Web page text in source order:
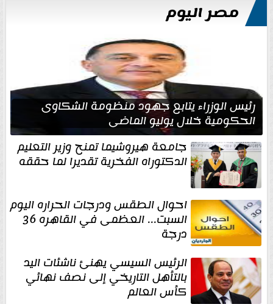
مصر اليوم
رئيس الوزراء يتابع جهود منظومة الشكاوى
الحكومية خلال يوليو الماضي
جامعة هيروشيما تمنح وزير التعليم
الدكتوراه الفخرية تقديرا لما حققه
احوال الطقس ودرجات الحراره اليوم
السبت... العظمى في القاهره 36
درجة
الرئيس السيسي يهنئ ناشئات اليد
بالتأهل التاريخي إلى نصف نهائي
كأس العالم